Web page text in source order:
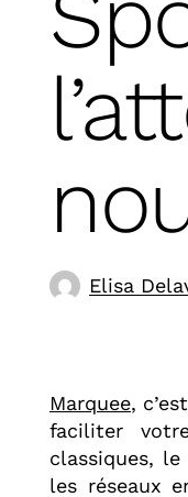
Elisa
Marquee,
faciliter
classiques,
les réseaux